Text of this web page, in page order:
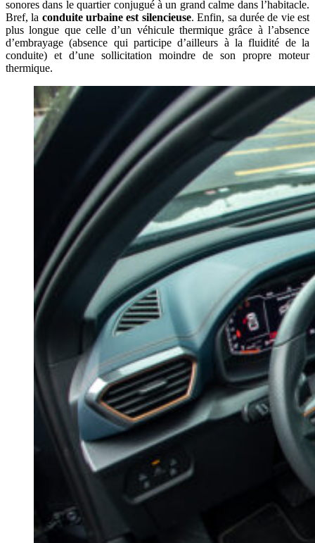
sonores dans le quartier conjugué à un grand calme dans l’habitacle.
Bref, la conduite urbaine est silencieuse. Enfin, sa durée de vie est
plus longue que celle d’un véhicule thermique grâce à l’absence
d’embrayage (absence qui participe d’ailleurs à la fluidité de la
conduite) et d’une sollicitation moindre de son propre moteur
thermique.